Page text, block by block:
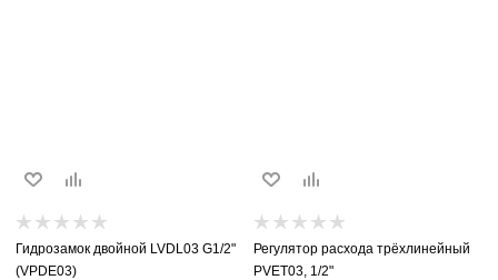
Гидрозамок двойной LVDL03 G1/2"
(VPDE03)
Регулятор расхода трёхлинейный
PVET03, 1/2"